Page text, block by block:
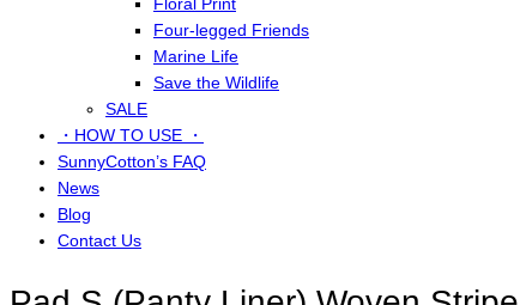
Four-legged Friends
Marine Life
Save the Wildlife
SALE
・HOW TO USE ・
SunnyCotton’s FAQ
News
Blog
Contact Us